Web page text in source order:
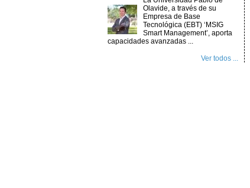
Olavide, a través de su
Empresa de Base
Tecnológica (EBT) ‘MSIG
Smart Management’, aporta
capacidades avanzadas ...
Ver todos ...